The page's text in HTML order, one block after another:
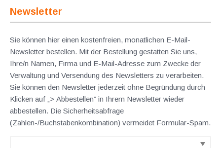
Newsletter
Sie können hier einen kostenfreien, monatlichen E-Mail-
Newsletter bestellen. Mit der Bestellung gestatten Sie uns,
Ihre/n Namen, Firma und E-Mail-Adresse zum Zwecke der
Verwaltung und Versendung des Newsletters zu verarbeiten.
Sie können den Newsletter jederzeit ohne Begründung durch
Klicken auf „> Abbestellen” in Ihrem Newsletter wieder
abbestellen. Die Sicherheitsabfrage
(Zahlen-/Buchstabenkombination) vermeidet Formular-Spam.